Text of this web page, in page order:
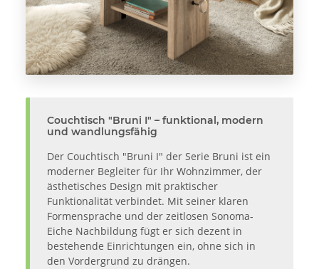
Couchtisch "Bruni I" – funktional, modern
und wandlungsfähig
Der Couchtisch "Bruni I" der Serie Bruni ist ein
moderner Begleiter für Ihr Wohnzimmer, der
ästhetisches Design mit praktischer
Funktionalität verbindet. Mit seiner klaren
Formensprache und der zeitlosen Sonoma-
Eiche Nachbildung fügt er sich dezent in
bestehende Einrichtungen ein, ohne sich in
den Vordergrund zu drängen.